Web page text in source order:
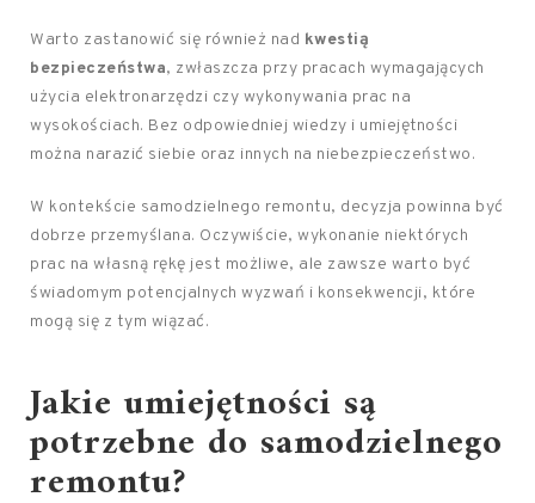
Warto zastanowić się również nad kwestią
bezpieczeństwa, zwłaszcza przy pracach wymagających
użycia elektronarzędzi czy wykonywania prac na
wysokościach. Bez odpowiedniej wiedzy i umiejętności
można narazić siebie oraz innych na niebezpieczeństwo.
W kontekście samodzielnego remontu, decyzja powinna być
dobrze przemyślana. Oczywiście, wykonanie niektórych
prac na własną rękę jest możliwe, ale zawsze warto być
świadomym potencjalnych wyzwań i konsekwencji, które
mogą się z tym wiązać.
Jakie umiejętności są
potrzebne do samodzielnego
remontu?